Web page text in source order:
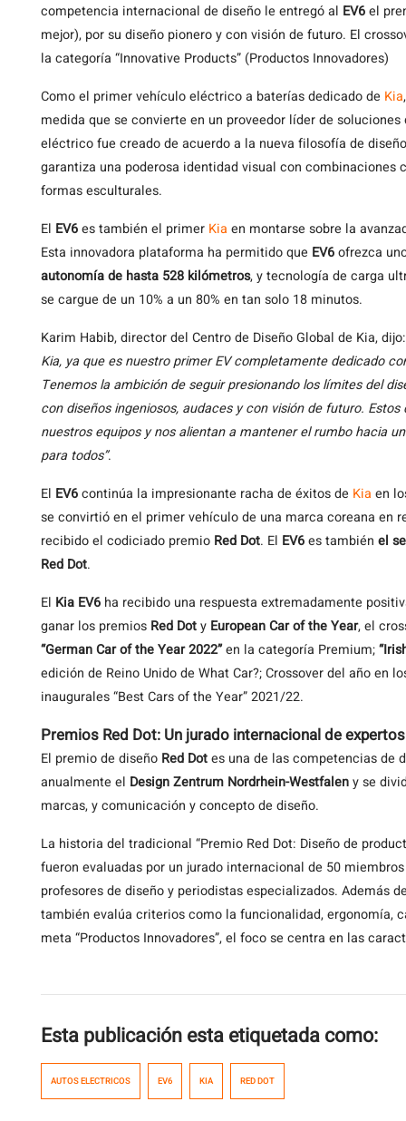
competencia internacional de diseño le entregó al EV6el
mejor), por su diseño pionero y con visión de futuro. El
la categoría “Innovative Products” (Productos Innovadores)
Como el primer vehículo eléctrico a baterías dedicado de Kia
medida que se convierte en un proveedor líder de
eléctrico fue creado de acuerdo a la nueva filosofía de
garantiza una poderosa identidad visual con
formas esculturales.
El EV6es también el primer Kia en montarse sobre la
Esta innovadora plataforma ha permitido que EV6ofrezca
autonomía de hasta 528 kilómetros, y tecnología de carga
se cargue de un 10% a un 80% en tan solo 18 minutos.
Karim Habib, director del Centro de Diseño Global de Kia,
Kia, ya que es nuestro primer EV completamente dedicado
Tenemos la ambición de seguir presionando los límites del
con diseños ingeniosos, audaces y con visión de futuro.
nuestros equipos y nos alientan a mantener el rumbo hacia
para todos”.
El EV6continúa la impresionante racha de éxitos de Kia en
se convirtió en el primer vehículo de una marca coreana en
recibido el codiciado premio Red Dot. El EV6es también el
Red Dot.
El Kia EV6 ha recibido una respuesta extremadamente
ganar los premios Red Doty European Car of the Year, el
“German Car of the Year 2022”en la categoría Premium;
edición de Reino Unido de What Car?; Crossover del año en
inaugurales “Best Cars of the Year” 2021/22.
Premios Red Dot: Un jurado internacional de
El premio de diseño Red Dotes una de las competencias de
anualmente el Design Zentrum Nordrhein-Westfaleny se
marcas, y comunicación y concepto de diseño.
La historia del tradicional “Premio Red Dot: Diseño de
fueron evaluadas por un jurado internacional de 50
profesores de diseño y periodistas especializados. Además
también evalúa criterios como la funcionalidad, ergonomía,
meta “Productos Innovadores”, el foco se centra en las
Esta publicación esta etiquetada como:
AUTOS ELECTRICOS EV6 KIA RED DOT